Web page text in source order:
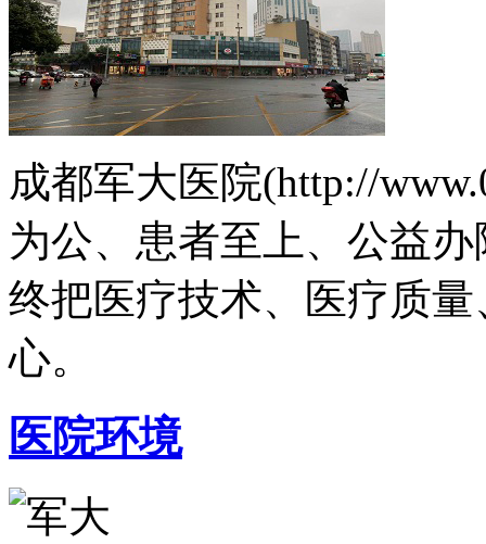
成都军大医院(http://
为公、患者至上、公益
终把医疗技术、医疗质
心。
医院环境